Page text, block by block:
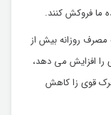
ما فروکش کنند.
مصرف روزانه بیش از
را افزایش می دهد،
قوی زا کاهش